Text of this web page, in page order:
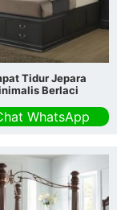
Tidur Jepara
Berlaci
WhatsApp